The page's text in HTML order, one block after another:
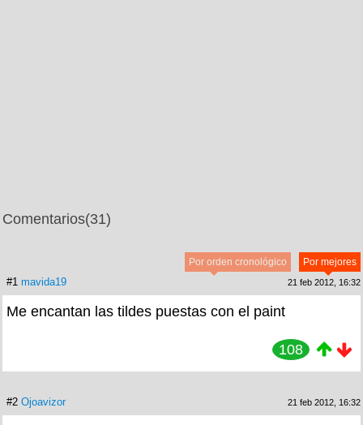
Comentarios(31)
Por mejores
Por orden cronológico
#1 mavida19 21 feb 2012, 16:32
Me encantan las tildes puestas con el paint
108
#2 Ojoavizor 21 feb 2012, 16:32